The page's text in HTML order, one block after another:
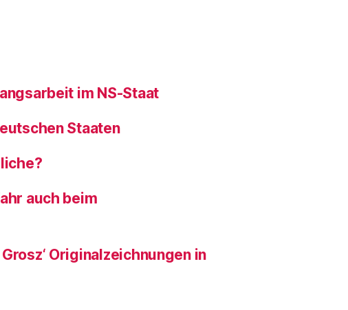
im NS-Staat
Staaten
auch beim
Originalzeichnungen in